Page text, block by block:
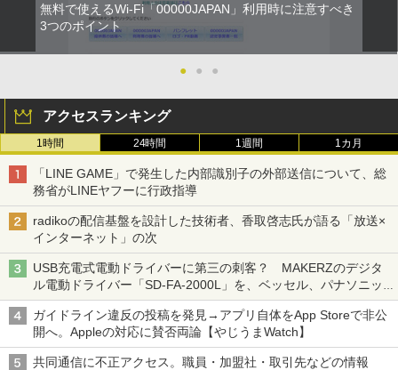
無料で使えるWi-Fi「00000JAPAN」利用時に注意すべき
3つのポイント
● ● ●
アクセスランキング
1時間 24時間 1週間 1カ月
「LINE GAME」で発生した内部識別子の外部送信について、総
務省がLINEヤフーに行政指導
radikoの配信基盤を設計した技術者、香取啓志氏が語る「放送×
インターネット」の次
USB充電式電動ドライバーに第三の刺客？ MAKERZのデジタ
ル電動ドライバー「SD-FA-2000L」を、ベッセル、パナソニッ
クと比較してみた 【テレワークグッズ・ミニレビュー 第165
回】
ガイドライン違反の投稿を発見→アプリ自体をApp Storeで非公
開へ。Appleの対応に賛否両論【やじうまWatch】
共同通信に不正アクセス。職員・加盟社・取引先などの情報